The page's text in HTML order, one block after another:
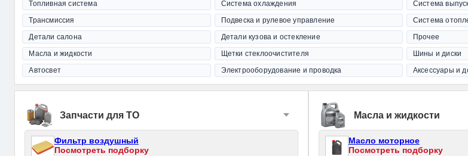
Топливная система
Система охлаждения
Система
Трансмиссия
Подвеска и рулевое управление
Система
Детали салона
Детали кузова и остекление
Прочее
Масла и жидкости
Щетки стеклоочистителя
Шины и диски
Автосвет
Электрооборудование и проводка Аксессуары и
Запчасти для ТО
Фильтр воздушный
Посмотреть подборку
Масла и жидкости
Масло моторное
Посмотреть подборку